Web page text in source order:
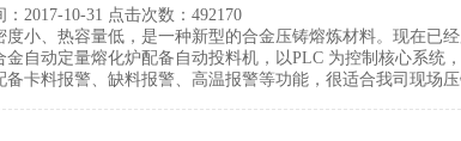
：2017-10-31 点击次数：492170
度小、热容量低，是一种新型的合金压铸熔炼材料。现在已
金自动定量熔化炉配备自动投料机，以PLC 为控制核心系统
备卡料报警、缺料报警、高温报警等功能，很适合我司现场压